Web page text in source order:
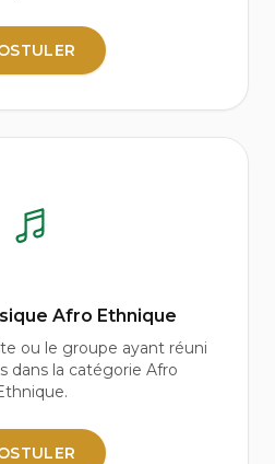
Afro Ethnique
ou le groupe ayant réuni
dans la catégorie Afro